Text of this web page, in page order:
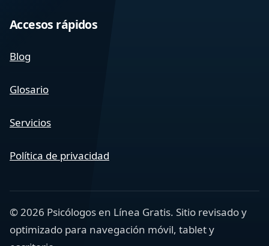
Accesos rápidos
Blog
Glosario
Servicios
Política de privacidad
© 2026 Psicólogos en Línea Gratis. Sitio revisado y
optimizado para navegación móvil, tablet y